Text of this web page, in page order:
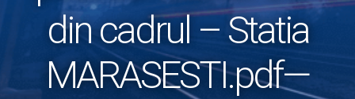
din cadrul – Statia
MARASESTI.pdf—